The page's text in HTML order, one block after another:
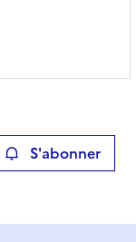
S'abonner